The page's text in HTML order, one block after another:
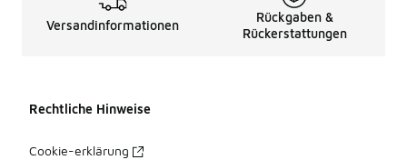
Versandinformationen
Rückgaben &
Rückerstattungen
Rechtliche Hinweise
Cookie-erklärung